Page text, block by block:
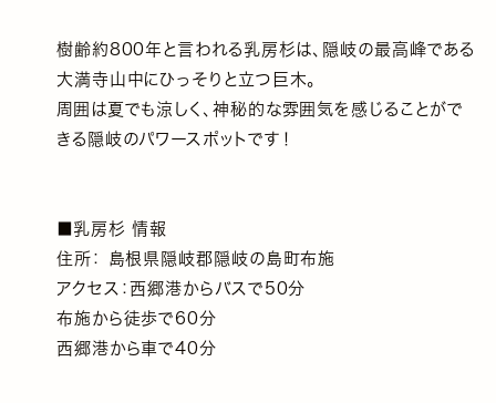
樹齢約800年と言われる乳房杉は、隠岐の最高峰である
大満寺山中にひっそりと立つ巨木。
周囲は夏でも涼しく、神秘的な雰囲気を感じることがで
きる隠岐のパワースポットです！
■乳房杉 情報
住所： 島根県隠岐郡隠岐の島町布施
アクセス：西郷港からバスで50分
布施から徒歩で60分
西郷港から車で40分